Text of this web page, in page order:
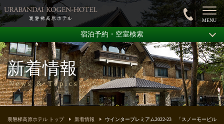
新着情報
News & Topics
宿泊予約・空室検索
裏磐梯高原ホテル トップ 新着情報
ウインタープレミアム2022-23 「スノーモービル